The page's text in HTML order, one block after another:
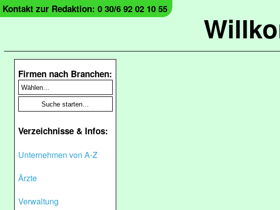
Kontakt zur Redaktion: 0 30/6 92 02 10 55
Firmen nach Branchen:
Verzeichnisse & Infos:
Unternehmen von A-Z
Ärzte
Verwaltung